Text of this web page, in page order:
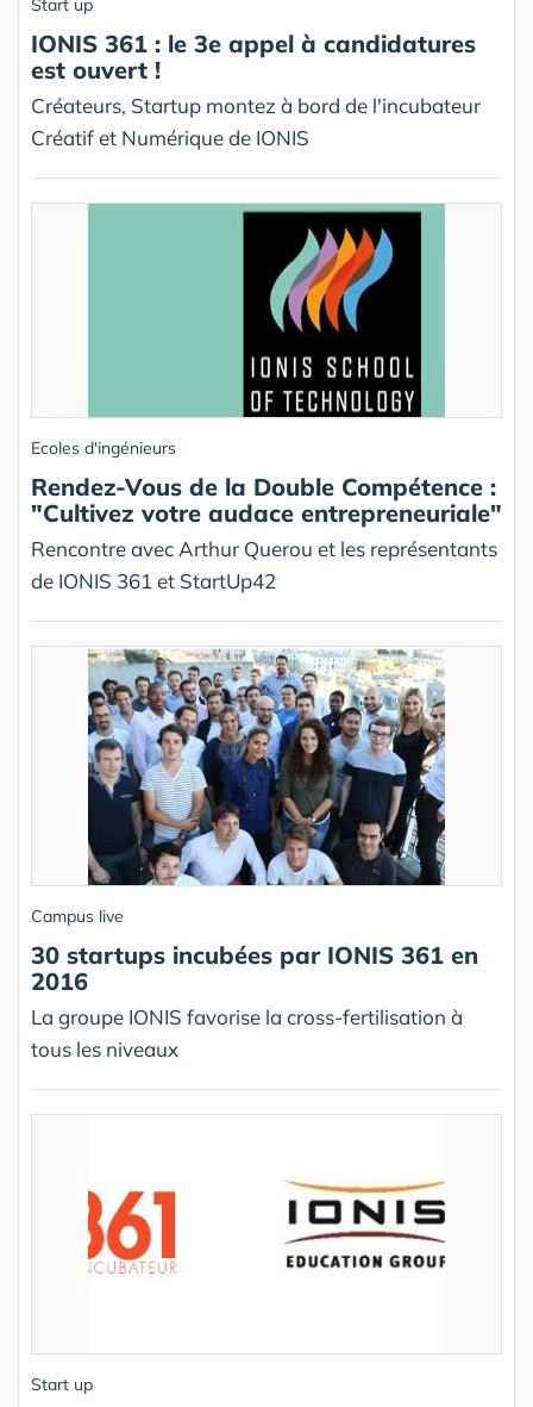
Start up
IONIS 361 : le 3e appel à candidatures
est ouvert !
Créateurs, Startup montez à bord de l'incubateur
Créatif et Numérique de IONIS
Ecoles d'ingénieurs
Rendez-Vous de la Double Compétence :
"Cultivez votre audace entrepreneuriale"
Rencontre avec Arthur Querou et les représentants
de IONIS 361 et StartUp42
Campus live
30 startups incubées par IONIS 361 en
2016
La groupe IONIS favorise la cross-fertilisation à
tous les niveaux
Start up